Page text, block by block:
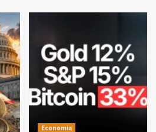
Economia